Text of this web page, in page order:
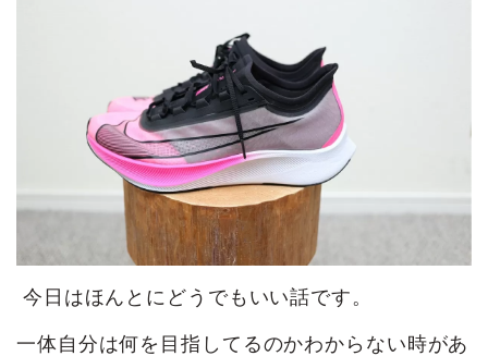
今日はほんとにどうでもいい話です。
一体自分は何を目指してるのかわからない時があ